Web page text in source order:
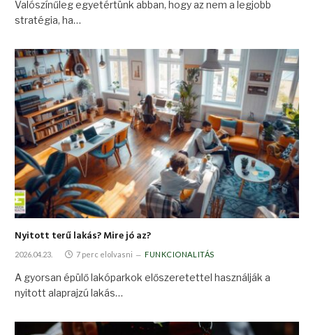
Valószínűleg egyetértünk abban, hogy az nem a legjobb
stratégia, ha…
Nyitott terű lakás? Mire jó az?
2026.04.23. 7 perc elolvasni FUNKCIONALITÁS
A gyorsan épülő lakóparkok előszeretettel használják a
nyitott alaprajzú lakás…